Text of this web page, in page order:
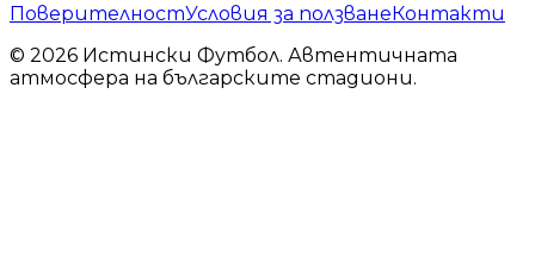
ПоверителностУсловия за ползванеКонтакти
© 2026 Истински Футбол. Автентичната
атмосфера на българските стадиони.